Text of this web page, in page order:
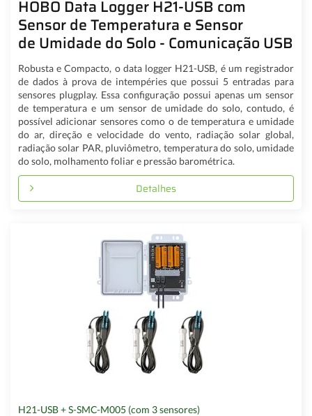
HOBO Data Logger H21-USB com
Sensor de Temperatura e Sensor
de Umidade do Solo - Comunicação USB
Robusta e Compacto, o data logger H21-USB, é um registrador
de dados à prova de intempéries que possui 5 entradas para
sensores plugplay. Essa configuração possui apenas um sensor
de temperatura e um sensor de umidade do solo, contudo, é
possível adicionar sensores como o de temperatura e umidade
do ar, direção e velocidade do vento, radiação solar global,
radiação solar PAR, pluviômetro, temperatura do solo, umidade
do solo, molhamento foliar e pressão barométrica.
Detalhes
H21-USB + S-SMC-M005 (com 3 sensores)